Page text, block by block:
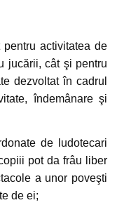
activitatea de
jucării, cât şi pentru
dezvoltat în cadrul
îndemânare şi
de ludotecari
pot da frâu liber
a unor poveşti
de ei;